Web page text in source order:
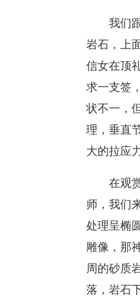
我们
岩石，上
信女在顶
求一支签
状不一，
理，垂直
大的拉应
在观
师，我们
处理呈椭
雕像，那
周的砂质
落，岩石